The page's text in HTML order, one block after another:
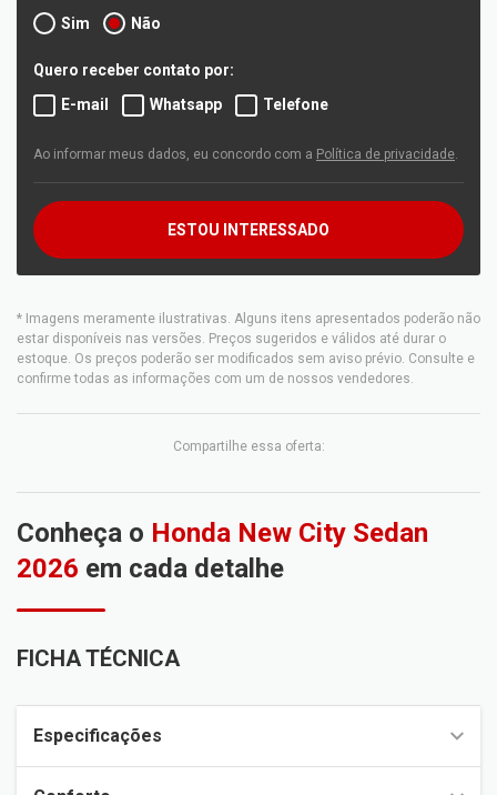
Sim
Não
Quero receber contato por:
E-mail
Whatsapp Telefone
Ao informar meus dados, eu concordo com a Política de privacidade.
ESTOU INTERESSADO
* Imagens meramente ilustrativas. Alguns itens apresentados poderão não
estar disponíveis nas versões. Preços sugeridos e válidos até durar o
estoque. Os preços poderão ser modificados sem aviso prévio. Consulte e
confirme todas as informações com um de nossos vendedores.
Compartilhe essa oferta:
Conheça o Honda New City Sedan
2026 em cada detalhe
FICHA TÉCNICA
Especificações